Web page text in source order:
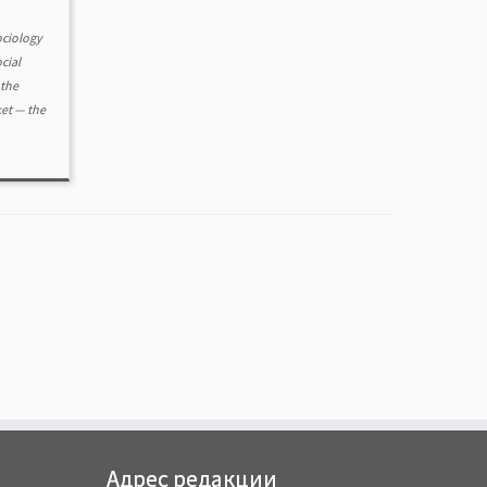
the
— the
Адрес редакции